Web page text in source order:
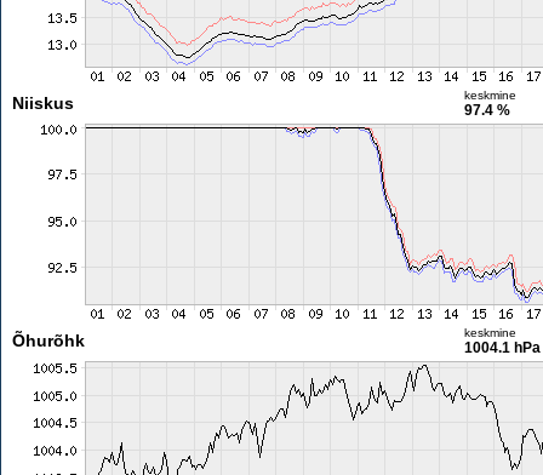
Niiskus keskmine
97.4 %
Õhurõhk keskmine
1004.1 hPa